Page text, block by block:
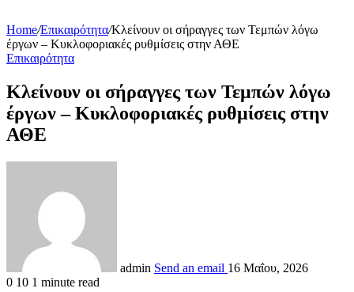
Home/Επικαιρότητα/Κλείνουν οι σήραγγες των Τεμπών λόγω
έργων – Κυκλοφοριακές ρυθμίσεις στην ΑΘΕ
Επικαιρότητα
Κλείνουν οι σήραγγες των Τεμπών λόγω
έργων – Κυκλοφοριακές ρυθμίσεις στην
ΑΘΕ
admin Send an email 16 Μαΐου, 2026
0 10 1 minute read